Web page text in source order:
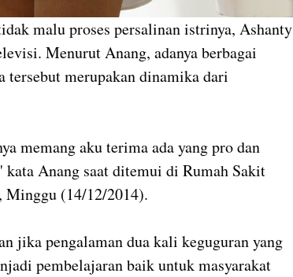
malu proses persalinan istrinya, Ashanty
Menurut Anang, adanya berbagai
tersebut merupakan dinamika dari
memang aku terima ada yang pro dan
Anang saat ditemui di Rumah Sakit
Minggu (14/12/2014).
jika pengalaman dua kali keguguran yang
pembelajaran baik untuk masyarakat